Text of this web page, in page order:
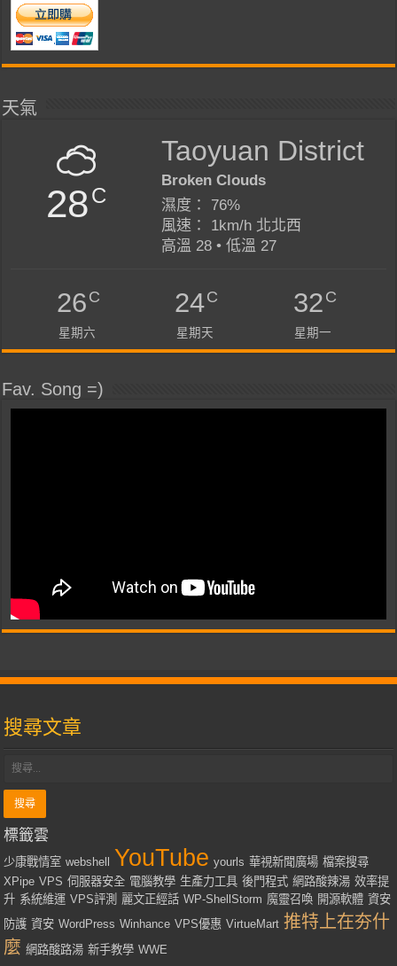
天氣
28C
Taoyuan District
Broken Clouds
濕度： 76%
風速： 1km/h 北北西
高溫 28 • 低溫 27
26C
星期六
24C
星期天
32C
星期一
Fav. Song =)
搜尋文章
標籤雲
少康戰情室 webshell YouTube yourls 華視新聞廣場 檔案搜尋
XPipe VPS 伺服器安全 電腦教學 生產力工具 後門程式 網路酸辣湯 效率提
升 系統維運 VPS評測 麗文正經話 WP-ShellStorm 魔靈召喚 開源軟體 資安
防護 資安 WordPress Winhance VPS優惠 VirtueMart 推特上在夯什
麼 網路酸路湯 新手教學 WWE